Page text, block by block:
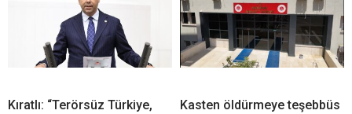
Kıratlı: “Terörsüz Türkiye,
Kasten öldürmeye teşebbüs